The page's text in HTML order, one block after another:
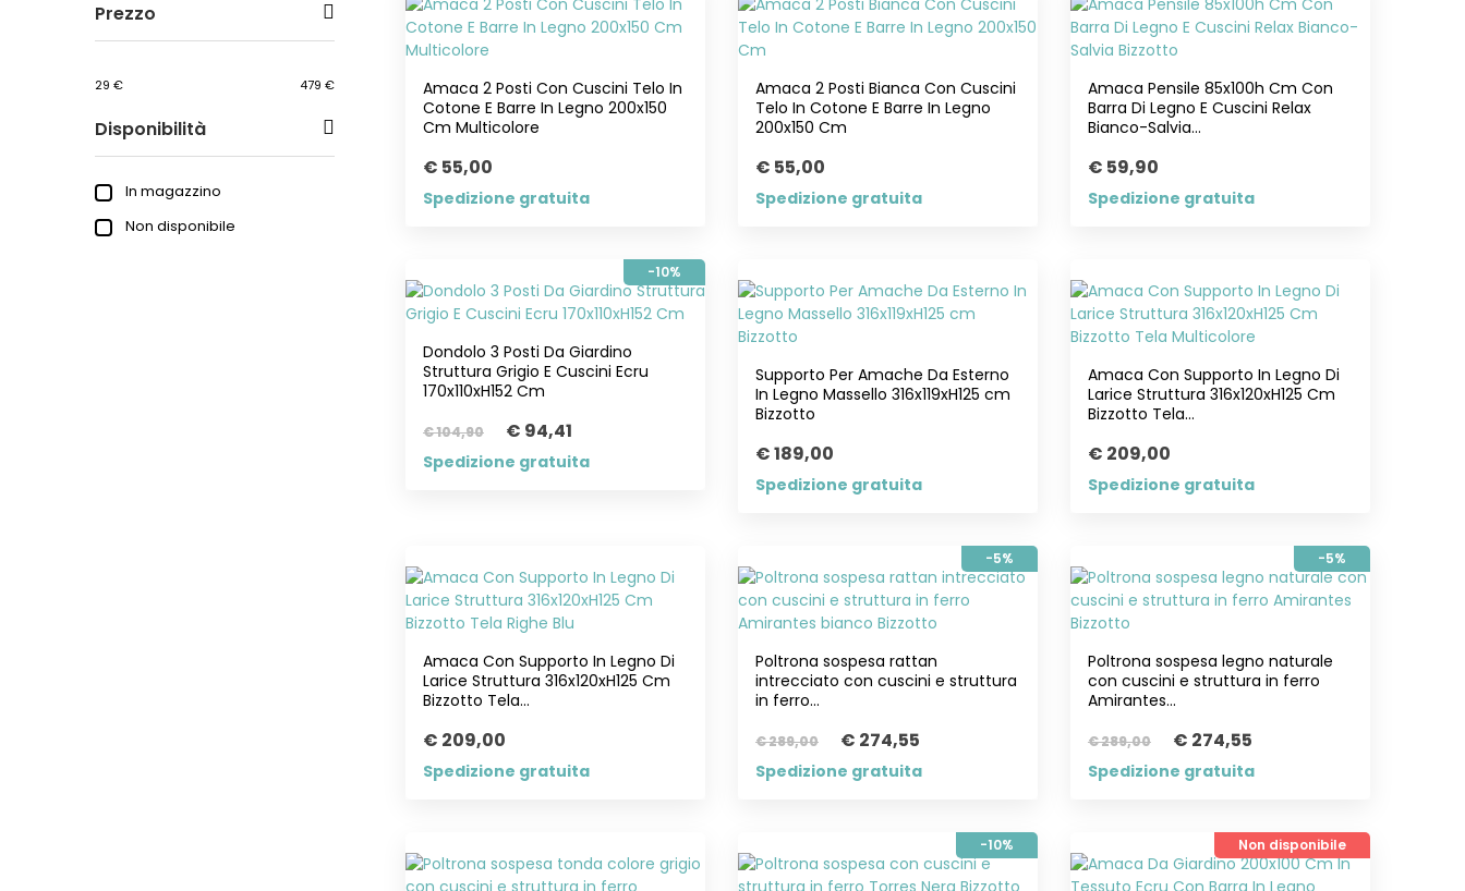
Prezzo
29 € 479 €
Disponibilità
In magazzino
Non disponibile
Amaca 2 Posti Con Cuscini Telo In
Cotone E Barre In Legno 200x150
Cm Multicolore
€ 55,00
Spedizione gratuita
Amaca 2 Posti Bianca Con Cuscini
Telo In Cotone E Barre In Legno
200x150 Cm
€ 55,00
Spedizione gratuita
Amaca Pensile 85x100h Cm Con
Barra Di Legno E Cuscini Relax
Bianco-Salvia...
€ 59,90
Spedizione gratuita
-10%
Dondolo 3 Posti Da Giardino
Struttura Grigio E Cuscini Ecru
170x110xH152 Cm
€ 104,90 € 94,41
Spedizione gratuita
Supporto Per Amache Da Esterno
In Legno Massello 316x119xH125 cm
Bizzotto
€ 189,00
Spedizione gratuita
Amaca Con Supporto In Legno Di
Larice Struttura 316x120xH125 Cm
Bizzotto Tela...
€ 209,00
Spedizione gratuita
Amaca Con Supporto In Legno Di
Larice Struttura 316x120xH125 Cm
Bizzotto Tela...
€ 209,00
Spedizione gratuita
-5%
Poltrona sospesa rattan
intrecciato con cuscini e struttura
in ferro...
€ 289,00 € 274,55
Spedizione gratuita
-5%
Poltrona sospesa legno naturale
con cuscini e struttura in ferro
Amirantes...
€ 289,00 € 274,55
Spedizione gratuita
-10% Non disponibile